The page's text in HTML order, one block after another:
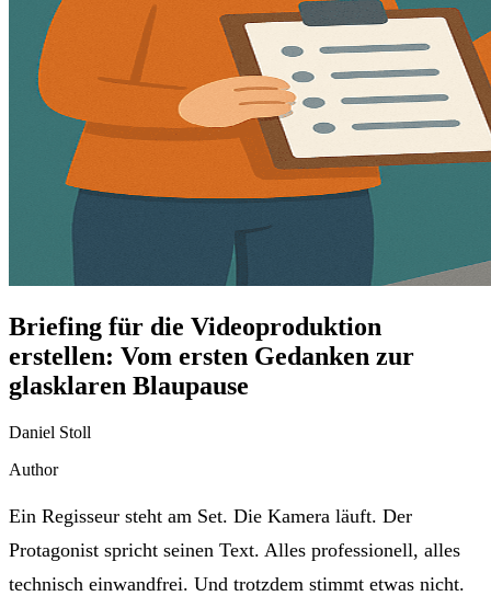
Briefing für die Videoproduktion
erstellen: Vom ersten Gedanken zur
glasklaren Blaupause
Daniel Stoll
Author
Ein Regisseur steht am Set. Die Kamera läuft. Der
Protagonist spricht seinen Text. Alles professionell, alles
technisch einwandfrei. Und trotzdem stimmt etwas nicht.